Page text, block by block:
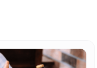
к кодированию